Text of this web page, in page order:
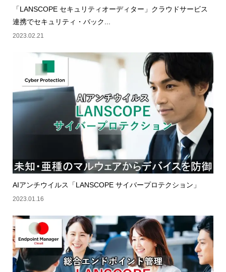
「LANSCOPE セキュリティオーディター」クラウドサービス
連携でセキュリティ・バック...
2023.02.21
AIアンチウイルス「LANSCOPE サイバープロテクション」
2023.01.16